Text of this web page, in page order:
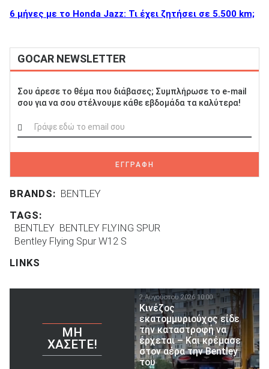
6 μήνες με το Honda Jazz: Τι έχει ζητήσει σε 5.500 km;
GOCAR NEWSLETTER
Σου άρεσε το θέμα που διάβασες; Συμπλήρωσε το e-mail
σου για να σου στέλνουμε κάθε εβδομάδα τα καλύτερα!
ΕΓΓΡΑΦΗ
BRANDS: BENTLEY
TAGS:
BENTLEY BENTLEY FLYING SPUR
Bentley Flying Spur W12 S
LINKS
ΜΗ
ΧΆΣΕΤΕ!
2 Αυγούστου 2026 10:00
Κινέζος
εκατομμυριούχος είδε
την καταστροφή να
έρχεται – Και κρέμασε
στον αέρα την Bentley
του